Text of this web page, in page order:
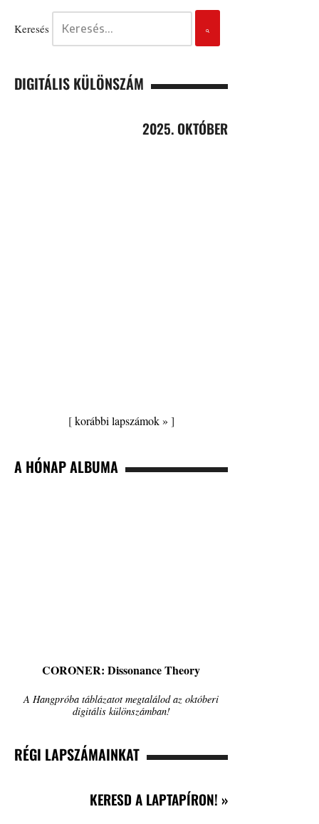
Keresés
DIGITÁLIS KÜLÖNSZÁM
2025. OKTÓBER
[korábbi lapszámok » ]
A HÓNAP ALBUMA
CORONER: Dissonance Theory
A Hangpróba táblázatot megtalálod az októberi
digitális különszámban!
RÉGI LAPSZÁMAINKAT
KERESD A LAPTAPÍRON! »